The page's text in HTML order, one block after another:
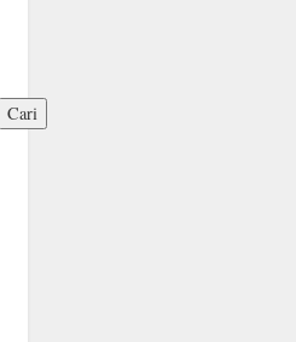
Cari